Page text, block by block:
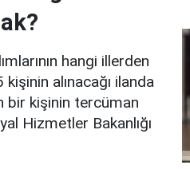
hangi illerden
alınacağı ilanda
bir kişinin tercüman
Hizmetler Bakanlığı